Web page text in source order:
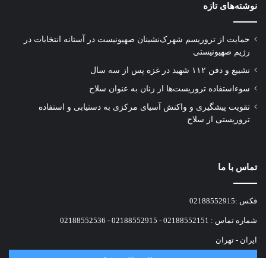
نوشته‌های تازه
حمایت از تروریسم شهرک‌نشینان صهیونیست در آستانه انتخابات در
رژیم صهیونیستی
تشییع و دفن ۱۱۲ شهید در غزه پس از سه سال
سوءاستفاده تروریست‌ها از زنان به عنوان سلاح
تقویت پیشگیری و واکنش آسیای مرکزی به دستیابی و استفاده
تروریستی از سلاح
تماس با ما
فکس :02188552915
شماره تماس : 02188552151 - 02188552915 - 02188552536
ایران - تهران